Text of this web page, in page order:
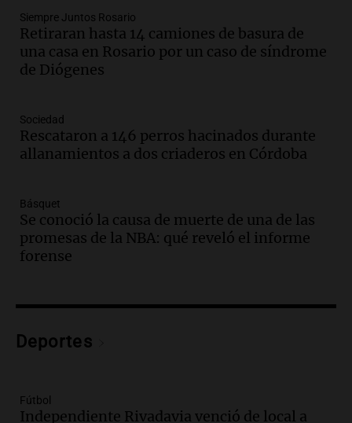
Audio.Recomendaciones de vino
bonarda para disfrutar el fin de semana
en Mendoza
Panorama Federal
Audio.
en la Sociedad Rural de Bulaya con
actividades para toda la familia
Audio.
edificios y una casa del estudiante para
jóvenes de la región
Panorama Federal
Audio.Preparativos finales para la gran
Bulaya este sábado
Audio.
Congreso y evacuación por derrame de
Siempre Juntos Rosario
Retiraran hasta 14 camiones de basura de
una casa en Rosario por un caso de síndrome
de Diógenes
Sociedad
Rescataron a 146 perros hacinados durante
allanamientos a dos criaderos en Córdoba
Básquet
Se conoció la causa de muerte de una de las
promesas de la NBA: qué reveló el informe
forense
Deportes
Fútbol
Independiente Rivadavia venció de local a